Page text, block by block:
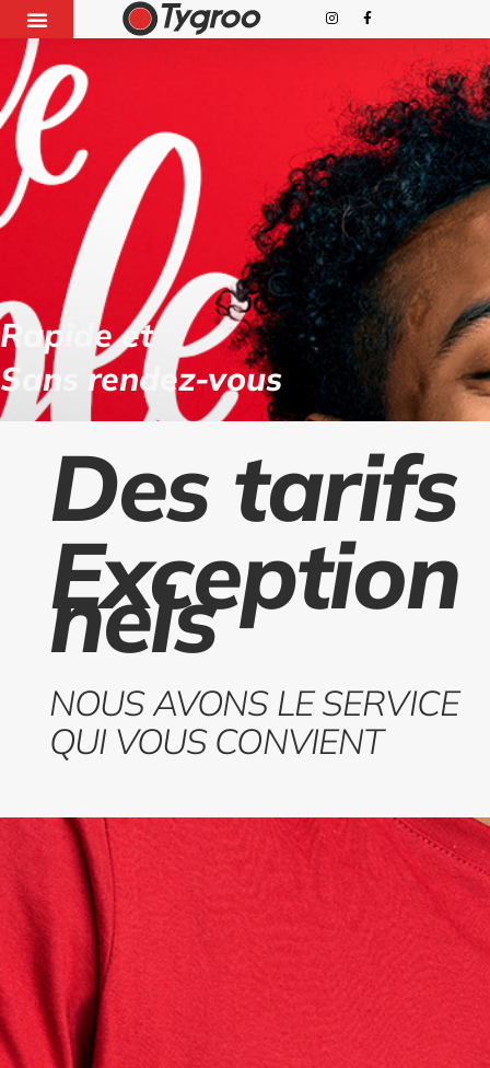
Rapide et
Sans rendez-vous
Des tarifs
Exception
nels
NOUS AVONS LE SERVICE
QUI VOUS CONVIENT